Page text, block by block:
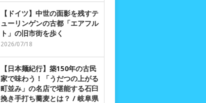
【ドイツ】中世の面影を残すテ
ューリンゲンの古都「エアフル
ト」の旧市街を歩く
2026/07/18
【日本麺紀行】築150年の古民
家で味わう！「うだつの上がる
町並み」の名店で堪能する石臼
挽き手打ち蕎麦とは？ / 岐阜県